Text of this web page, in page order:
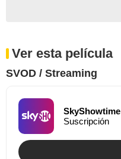
Ver esta película
SVOD / Streaming
SkyShowtime
Suscripción